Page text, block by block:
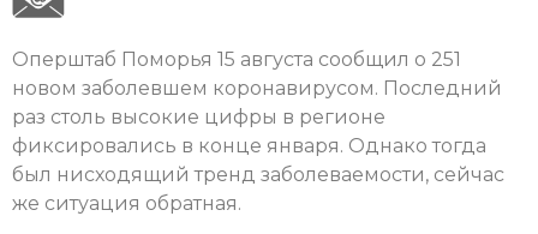
Оперштаб Поморья 15 августа сообщил о 251
новом заболевшем коронавирусом. Последний
раз столь высокие цифры в регионе
фиксировались в конце января. Однако тогда
был нисходящий тренд заболеваемости, сейчас
же ситуация обратная.